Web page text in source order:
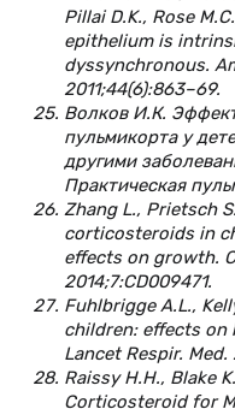
Pillai D.K., Rose
epithelium is
dyssynchronous.
2011;44(6):863–69.
Волков И.К.
пульмикорта у
другими
Практическая
Zhang L., Prietsch
corticosteroids in
effects on growth.
2014;7:CD009471.
Fuhlbrigge A.L.,
children: effects on
Lancet Respir. Med.
Raissy H.H., Blake
Corticosteroid for